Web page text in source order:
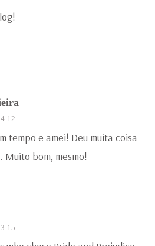
tempo e amei! Deu muita coisa
bom, mesmo!